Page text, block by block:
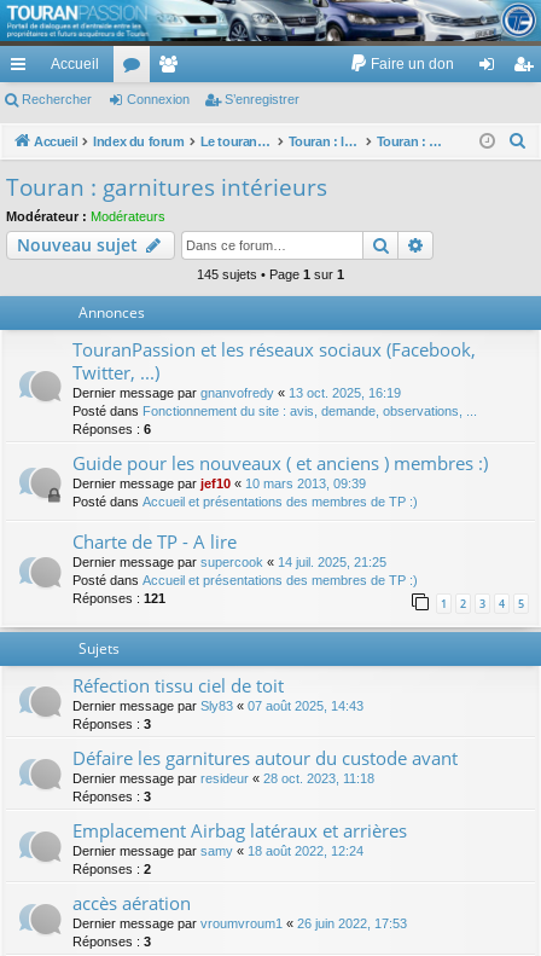
TouranPassion
Le forum des propriétaires ou futurs acquéreurs du Volkswagen Touran
cc
ès
pi
de
Accueil
or
u
e
m
Faire un don
ne nr
Rechercher Connexion S’enregistrer
Accueil Index du forum Le touran dans ses versions I (V1 V2 V3) et II ... Touran : les éléments et équipements extérieurs et intérieurs Touran : garnitures intérieurs
c
Touran : garnitures intérieurs
Modérateur : Modérateurs
Nouveau sujet Rechercher
145 sujets • Page 1 sur 1
Annonces
TouranPassion et les réseaux sociaux (Facebook,
Twitter, ...)
Dernier message par gnanvofredy « 13 oct. 2025, 16:19
Posté dans Fonctionnement du site : avis, demande, observations, ...
Réponses : 6
Guide pour les nouveaux ( et anciens ) membres :)
Dernier message par jef10 « 10 mars 2013, 09:39
Posté dans Accueil et présentations des membres de TP :)
Charte de TP - A lire
Dernier message par supercook « 14 juil. 2025, 21:25
Posté dans Accueil et présentations des membres de TP :)
Réponses : 121 1 2 3 4 5
Sujets
Réfection tissu ciel de toit
Dernier message par Sly83 « 07 août 2025, 14:43
Réponses : 3
Défaire les garnitures autour du custode avant
Dernier message par resideur « 28 oct. 2023, 11:18
Réponses : 3
Emplacement Airbag latéraux et arrières
Dernier message par samy « 18 août 2022, 12:24
Réponses : 2
accès aération
Dernier message par vroumvroum1 « 26 juin 2022, 17:53
Réponses : 3